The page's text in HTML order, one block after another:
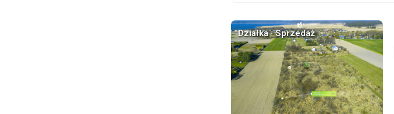
Działka · Sprzedaż